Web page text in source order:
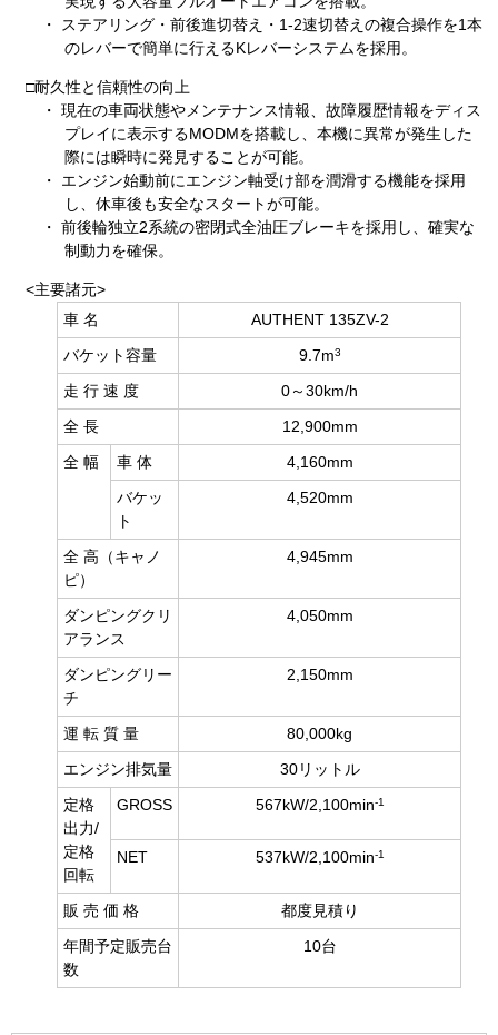
・ ステアリング・前後進切替え・1‐2速切替えの複合操作を1本
のレバーで簡単に行えるKレバーシステムを採用。
□耐久性と信頼性の向上
・ 現在の車両状態やメンテナンス情報、故障履歴情報をディス
プレイに表示するMODMを搭載し、本機に異常が発生した
際には瞬時に発見することが可能。
・ エンジン始動前にエンジン軸受け部を潤滑する機能を採用
し、休車後も安全なスタートが可能。
・ 前後輪独立2系統の密閉式全油圧ブレーキを採用し、確実な
制動力を確保。
<主要諸元>
車 名
AUTHENT 135ZV-2
バケット容量
9.7m3
走 行 速 度
0～30km/h
全 長
12,900mm
全 幅
車 体
4,160mm
バケッ
ト
4,520mm
全 高（キャノ
ピ）
4,945mm
ダンピングクリ
アランス
4,050mm
ダンピングリー
チ
2,150mm
運 転 質 量
80,000kg
エンジン排気量
30リットル
定格
出力/
定格
回転
GROSS 567kW/2,100min‐1
NET 537kW/2,100min‐1
販 売 価 格
都度見積り
年間予定販売台
数
10台